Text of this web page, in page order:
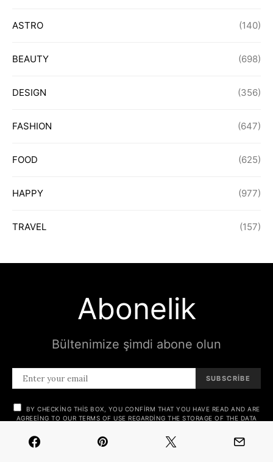
ASTRO (140)
BEAUTY (698)
DESIGN (356)
FASHION (647)
FOOD (625)
HAPPY (977)
TRAVEL (157)
Abonelik
Bültenimize şimdi abone olun
SUBSCRIBE
BY CHECKING THIS BOX, YOU CONFIRM THAT YOU HAVE READ AND ARE
AGREEING TO OUR TERMS OF USE REGARDING THE STORAGE OF THE DATA